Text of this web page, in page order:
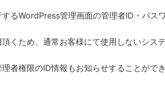
るWordPress管理画面の管理者ID・パス
くため、通常お客様にて使用しないシス
者権限のID情報もお知らせすることがで